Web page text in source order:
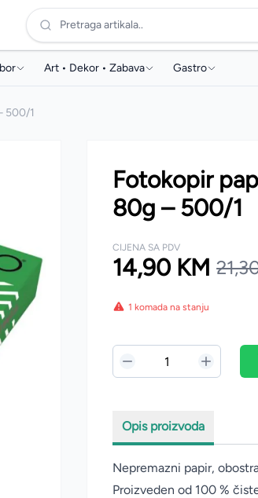
Pretraga artikala..
pribor
Art • Dekor • Zabava
Materijali za modeliranje
Edukacija & zabava
Gastro
Voda
Slamke
500/1
Fotokopir
80g – 500/1
CIJENA SA PDV
14,90 KM
1 komada na stanju
Opis proizvoda
Nepremazni papir,
Proizveden od 100 %